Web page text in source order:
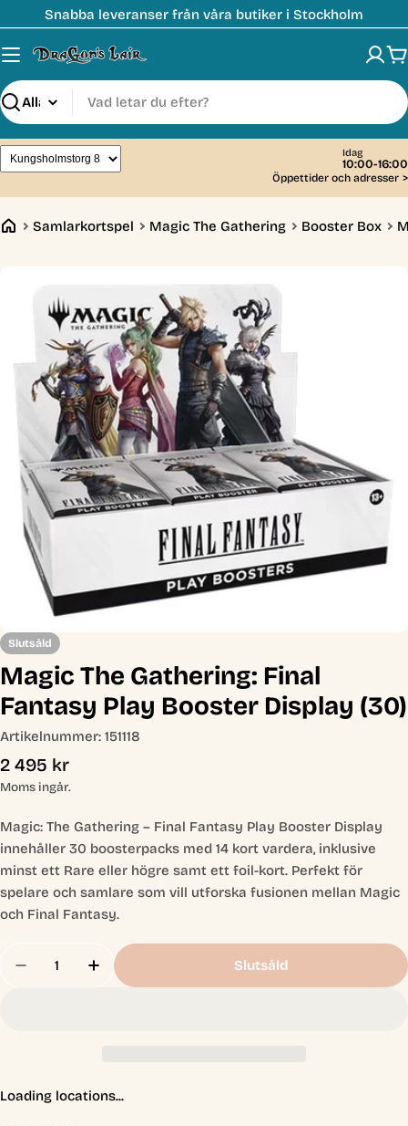
till
innehåll
Snabba leveranser från våra butiker i Stockholm
Sök
Idag
10:00-16:00
Öppettider och adresser >
Samlarkortspel Magic The Gathering Booster Box
media 0 i modal
Slutsåld
Magic The Gathering: Final
Fantasy Play Booster Display (30)
Artikelnummer: 151118
Ordinarie
pris
2 495 kr
Moms ingår.
Magic: The Gathering – Final Fantasy Play Booster Display
innehåller 30 boosterpacks med 14 kort vardera, inklusive
minst ett Rare eller högre samt ett foil-kort. Perfekt för
spelare och samlare som vill utforska fusionen mellan Magic
och Final Fantasy.
Minska Antal För Magic The Gathering: Final
Öka Antal För Magic The Gathering:
Slutsåld
Loading locations...